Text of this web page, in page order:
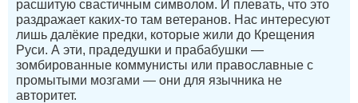
расшитую свастичным символом. И плевать, что это
раздражает каких-то там ветеранов. Нас интересуют
лишь далёкие предки, которые жили до Крещения
Руси. А эти, прадедушки и прабабушки —
зомбированные коммунисты или православные с
промытыми мозгами — они для язычника не
авторитет.